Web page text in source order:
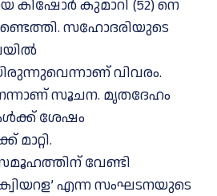
കുമാറി (52) നെ
സഹോദരിയുടെ
വിവരം.
സൂചന. മൃതദേഹം
ശേഷം
വേണ്ടി
എന്ന സംഘടനയുടെ